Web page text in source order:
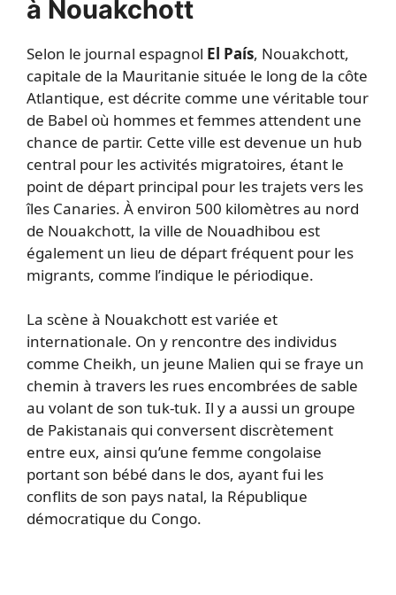
à Nouakchott
Selon le journal espagnol El País, Nouakchott,
capitale de la Mauritanie située le long de la côte
Atlantique, est décrite comme une véritable tour
de Babel où hommes et femmes attendent une
chance de partir. Cette ville est devenue un hub
central pour les activités migratoires, étant le
point de départ principal pour les trajets vers les
îles Canaries. À environ 500 kilomètres au nord
de Nouakchott, la ville de Nouadhibou est
également un lieu de départ fréquent pour les
migrants, comme l’indique le périodique.
La scène à Nouakchott est variée et
internationale. On y rencontre des individus
comme Cheikh, un jeune Malien qui se fraye un
chemin à travers les rues encombrées de sable
au volant de son tuk-tuk. Il y a aussi un groupe
de Pakistanais qui conversent discrètement
entre eux, ainsi qu’une femme congolaise
portant son bébé dans le dos, ayant fui les
conflits de son pays natal, la République
démocratique du Congo.